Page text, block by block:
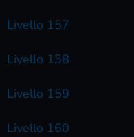
Livello 157
Livello 158
Livello 159
Livello 160